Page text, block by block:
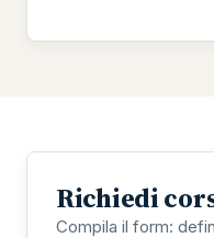
Richiedi
Compila il form: